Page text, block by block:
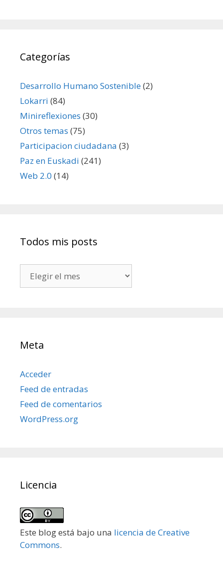
Categorías
Desarrollo Humano Sostenible(2)
Lokarri (84)
Minireflexiones (30)
Otros temas (75)
Participacion ciudadana (3)
Paz en Euskadi (241)
Web 2.0 (14)
Todos mis posts
mis
Meta
Acceder
Feed de entradas
Feed de comentarios
WordPress.org
Licencia
Este blog está bajo una licencia de Creative
Commons.